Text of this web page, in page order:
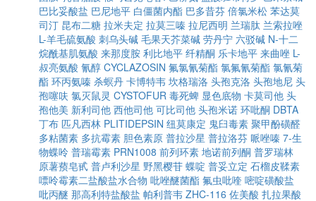
巴比妥酸盐 巴尼地平 白僵菌内酯 巴多昔芬 倍氯米松 苯达莫
司汀 昆布二糖 拉米夫定 拉莫三嗪 拉尼西明 兰瑞肽 兰索拉唑
L-羊毛硫氨酸 刺乌头碱 毛果天芥菜碱 劳丹宁 六驳碱 N-十二
烷酰基肌氨酸 来那度胺 利比地平 纤精酮 乐卡地平 来曲唑 L-
叔亮氨酸 氰醇 CYCLAZOSIN 氟氯氰菊酯 氯氟氰菊酯 氯氰菊
酯 环丙氨嗪 杀螟丹 卡博特韦 坎格瑞洛 头孢克洛 头孢地尼 头
孢噻呋 氯灭鼠灵 CYSTOFUR 毒死蜱 显色底物 卡莫司他 头
孢他美 新利司他 西他司他 可比司他 头孢米诺 环吡酮 DBTA
丁布 匹凡西林 PLITIDEPSIN 纽莫康定 鬼臼毒素 聚甲酚磺醛
多粘菌素 多抗霉素 胆色素原 普拉沙星 普拉洛芬 哌唑嗪 7-生
物蝶呤 普瑞霉素 PRN1008 前列环素 地诺前列酮 普罗瑞林
原薯蓣皂甙 普卢利沙星 野黑樱苷 蝶啶 普妥立定 石榴皮鞣素
嘌呤霉素二盐酸盐水合物 吡唑醚菌酯 氟虫吡喹 嘧啶磺酸盐
吡丙醚 那高利特盐酸盐 帕利普韦 ZHC-116 佐美酸 扎拉果酸